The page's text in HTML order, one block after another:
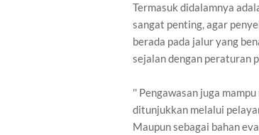
Termasuk didalamnya
sangat penting, agar
berada pada jalur yang
sejalan dengan peraturan
'' Pengawasan juga
ditunjukkan melalui
Maupun sebagai bahan